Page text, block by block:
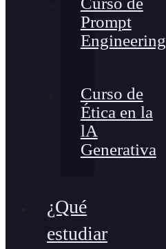
Prompt
Engineering
Curso de
Ética en la
lA
Generativa
¿Qué
estudiar